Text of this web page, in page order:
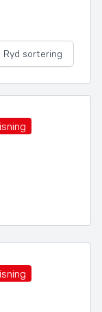
Ryd sortering